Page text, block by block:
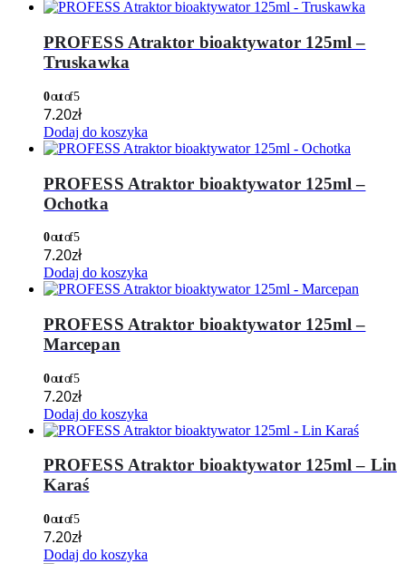
PROFESS Atraktor bioaktywator 125ml –
Truskawka
0out of 5
7.20zł
Dodaj do koszyka
PROFESS Atraktor bioaktywator 125ml –
Ochotka
0out of 5
7.20zł
Dodaj do koszyka
PROFESS Atraktor bioaktywator 125ml –
Marcepan
0out of 5
7.20zł
Dodaj do koszyka
PROFESS Atraktor bioaktywator 125ml – Lin
Karaś
0out of 5
7.20zł
Dodaj do koszyka